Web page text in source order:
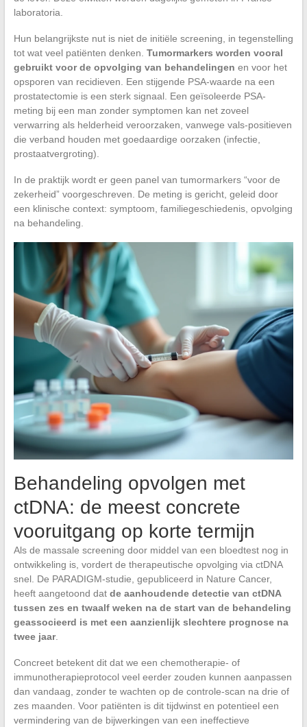
laboratoria.
Hun belangrijkste nut is niet de initiële screening, in tegenstelling
tot wat veel patiënten denken. Tumormarkers worden vooral
gebruikt voor de opvolging van behandelingen en voor het
opsporen van recidieven. Een stijgende PSA-waarde na een
prostatectomie is een sterk signaal. Een geïsoleerde PSA-
meting bij een man zonder symptomen kan net zoveel
verwarring als helderheid veroorzaken, vanwege vals-positieven
die verband houden met goedaardige oorzaken (infectie,
prostaatvergroting).
In de praktijk wordt er geen panel van tumormarkers “voor de
zekerheid” voorgeschreven. De meting is gericht, geleid door
een klinische context: symptoom, familiegeschiedenis, opvolging
na behandeling.
Behandeling opvolgen met
ctDNA: de meest concrete
vooruitgang op korte termijn
Als de massale screening door middel van een bloedtest nog in
ontwikkeling is, vordert de therapeutische opvolging via ctDNA
snel. De PARADIGM-studie, gepubliceerd in Nature Cancer,
heeft aangetoond dat de aanhoudende detectie van ctDNA
tussen zes en twaalf weken na de start van de behandeling
geassocieerd is met een aanzienlijk slechtere prognose na
twee jaar.
Concreet betekent dit dat we een chemotherapie- of
immunotherapieprotocol veel eerder zouden kunnen aanpassen
dan vandaag, zonder te wachten op de controle-scan na drie of
zes maanden. Voor patiënten is dit tijdwinst en potentieel een
vermindering van de bijwerkingen van een ineffectieve